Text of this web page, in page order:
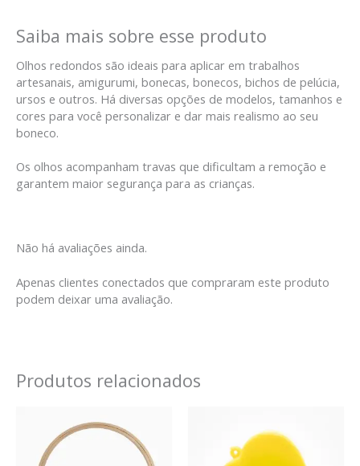
Saiba mais sobre esse produto
Olhos redondos são ideais para aplicar em trabalhos
artesanais, amigurumi, bonecas, bonecos, bichos de pelúcia,
ursos e outros. Há diversas opções de modelos, tamanhos e
cores para você personalizar e dar mais realismo ao seu
boneco.
Os olhos acompanham travas que dificultam a remoção e
garantem maior segurança para as crianças.
Não há avaliações ainda.
Apenas clientes conectados que compraram este produto
podem deixar uma avaliação.
Produtos relacionados